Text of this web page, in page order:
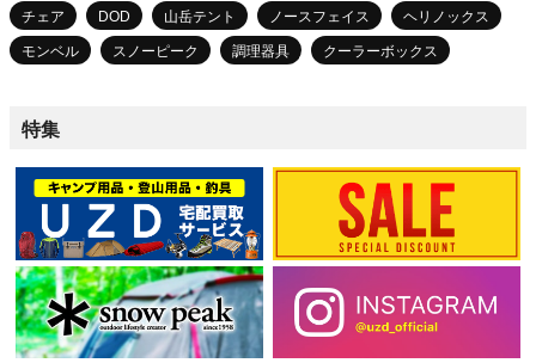
チェア
DOD 山岳テント ノースフェイス
ヘリノックス
モンベル
スノーピーク 調理器具 クーラーボックス
特集